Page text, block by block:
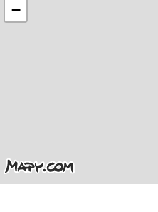
−